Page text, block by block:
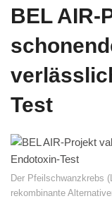
BEL AIR-
Test
Der Pfeilschwanzkrebs
rekombinante